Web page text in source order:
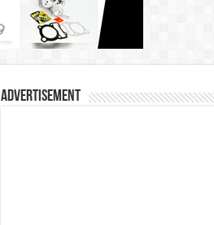
Advertisement